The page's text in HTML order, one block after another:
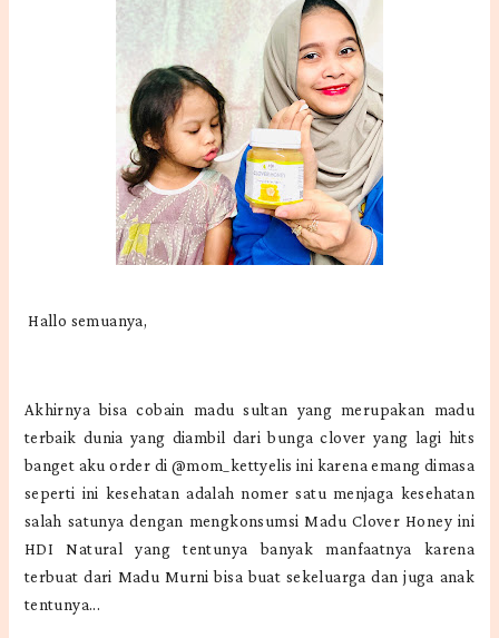
Hallo semuanya,
Akhirnya bisa cobain madu sultan yang merupakan madu
terbaik dunia yang diambil dari bunga clover yang lagi hits
banget aku order di @mom_kettyelis ini karena emang dimasa
seperti ini kesehatan adalah nomer satu menjaga kesehatan
salah satunya dengan mengkonsumsi Madu Clover Honey ini
HDI Natural yang tentunya banyak manfaatnya karena
terbuat dari Madu Murni bisa buat sekeluarga dan juga anak
tentunya...